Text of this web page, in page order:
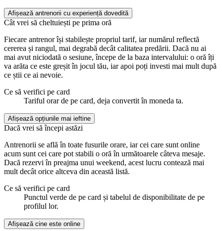
Afișează antrenorii cu experiență dovedită
Cât vrei să cheltuiești pe prima oră
Fiecare antrenor își stabilește propriul tarif, iar numărul reflectă
cererea și rangul, mai degrabă decât calitatea predării. Dacă nu ai
mai avut niciodată o sesiune, începe de la baza intervalului: o oră îți
va arăta ce este greșit în jocul tău, iar apoi poți investi mai mult după
ce știi ce ai nevoie.
Ce să verifici pe card
Tariful orar de pe card, deja convertit în moneda ta.
Afișează opțiunile mai ieftine
Dacă vrei să începi astăzi
Antrenorii se află în toate fusurile orare, iar cei care sunt online
acum sunt cei care pot stabili o oră în următoarele câteva mesaje.
Dacă rezervi în preajma unui weekend, acest lucru contează mai
mult decât orice altceva din această listă.
Ce să verifici pe card
Punctul verde de pe card și tabelul de disponibilitate de pe
profilul lor.
Afișează cine este online